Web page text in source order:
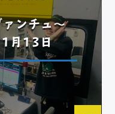
ンチュ～
月13日